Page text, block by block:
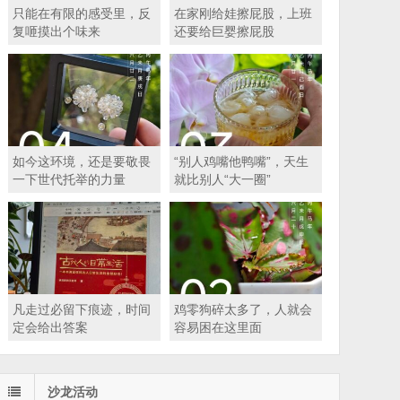
只能在有限的感受里，反
复咂摸出个味来
在家刚给娃擦屁股，上班
还要给巨婴擦屁股
如今这环境，还是要敬畏
一下世代托举的力量
“别人鸡嘴他鸭嘴”，天生
就比别人“大一圈”
凡走过必留下痕迹，时间
定会给出答案
鸡零狗碎太多了，人就会
容易困在这里面
沙龙活动